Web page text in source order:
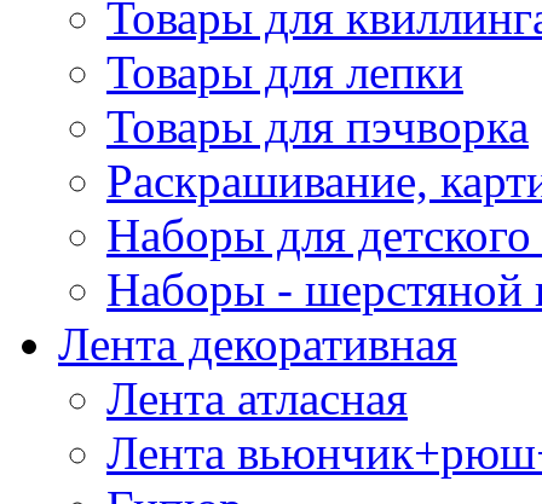
Товары для
Товары для лепки
Товары для пэчворка
Раскрашивание,
Наборы для
Наборы - шерстяной
Лента декоративная
Лента атласная
Лента